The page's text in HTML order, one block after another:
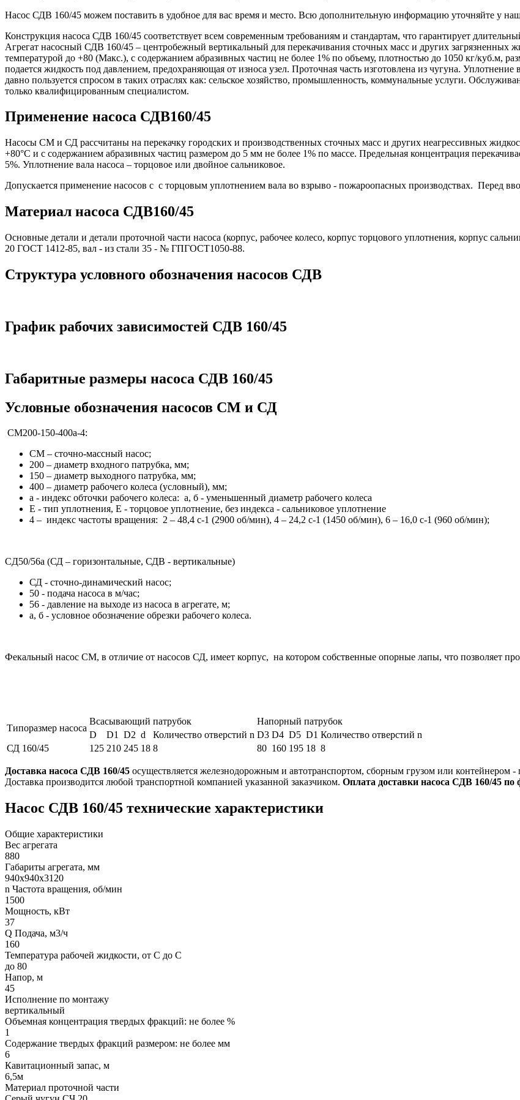
Насос СДВ 160/45 можем поставить в удобное для вас время и место. Всю дополнительную информацию уточняйте у
Конструкция насоса СДВ 160/45 соответствует всем современным требованиям и стандартам, что гарантирует
Агрегат насосный СДВ 160/45 – центробежный вертикальный для перекачивания сточных масс и других загрязненных
температурой до +80 (Макс.), с содержанием абразивных частиц не более 1% по объему, плотностью до 1050 кг/куб.м,
подается жидкость под давлением, предохраняющая от износа узел. Проточная часть изготовлена из чугуна.
давно пользуется спросом в таких отраслях как: сельское хозяйство, промышленность, коммунальные услуги.
только квалифицированным специалистом.
Применение насоса СДВ160/45
Насосы СМ и СД рассчитаны на перекачку городских и производственных сточных масс и других неагрессивных
+80°С и с содержанием абразивных частиц размером до 5 мм не более 1% по массе. Предельная концентрация
5%. Уплотнение вала насоса – торцовое или двойное сальниковое.
Допускается применение насосов с с торцовым уплотнением вала во взрыво - пожароопасных производствах. Перед
Материал насоса СДВ160/45
Основные детали и детали проточной части насоса (корпус, рабочее колесо, корпус торцового уплотнения, корпус
20 ГОСТ 1412-85, вал - из стали 35 - № ГПГОСТ1050-88.
Структура условного обозначения насосов СДВ
График рабочих зависимостей СДВ 160/45
Габаритные размеры насоса СДВ 160/45
Условные обозначения насосов СМ и СД
СМ200-150-400а-4:
СМ – сточно-массный насос;
200 – диаметр входного патрубка, мм;
150 – диаметр выходного патрубка, мм;
400 – диаметр рабочего колеса (условный), мм;
а - индекс обточки рабочего колеса: а, б - уменьшенный диаметр рабочего колеса
Е - тип уплотнения, Е - торцовое уплотнение, без индекса - сальниковое уплотнение
4 – индекс частоты вращения: 2 – 48,4 с-1 (2900 об/мин), 4 – 24,2 с-1 (1450 об/мин), 6 – 16,0 с-1 (960 об/мин);
CД50/56а (СД – горизонтальные, СДВ - вертикальные)
СД - сточно-динамический насос;
50 - подача насоса в м/час;
56 - давление на выходе из насоса в агрегате, м;
а, б - условное обозначение обрезки рабочего колеса.
Фекальный насос СМ, в отличие от насосов СД, имеет корпус, на котором собственные опорные лапы, что позволяет
Типоразмер насоса
Всасывающий патрубок
Напорный патрубок
D
D1 D2 d Количество отверстий n D3 D4 D5 D1 Количество отверстий n
СД 160/45
125 210 245 18 8 80 160 195 18 8
Доставка насоса СДВ 160/45 осуществляется железнодорожным и автотранспортом, сборным грузом или контейнером -
Доставка производится любой транспортной компанией указанной заказчиком. Оплата доставки насоса СДВ 160/45 по
Насос СДВ 160/45 технические характеристики
Общие характеристики
Вес агрегата
880
Габариты агрегата, мм
940х940х3120
n Частота вращения, об/мин
1500
Мощность, кВт
37
Q Подача, м3/ч
160
Температура рабочей жидкости, от С до С
до 80
Напор, м
45
Исполнение по монтажу
вертикальный
Объемная концентрация твердых фракций: не более %
1
Содержание твердых фракций размером: не более мм
6
Кавитационный запас, м
6,5м
Материал проточной части